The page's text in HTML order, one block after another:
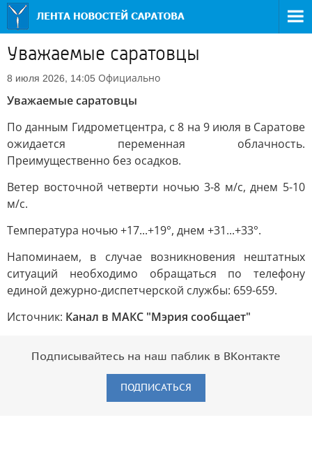
Уважаемые саратовцы
8 июля 2026, 14:05 Официально
Уважаемые саратовцы
По данным Гидрометцентра, с 8 на 9 июля в Саратове
ожидается переменная облачность.
Преимущественно без осадков.
Ветер восточной четверти ночью 3-8 м/с, днем 5-10
м/с.
Температура ночью +17...+19°, днем +31...+33°.
Напоминаем, в случае возникновения нештатных
ситуаций необходимо обращаться по телефону
единой дежурно-диспетчерской службы: 659-659.
Источник: Канал в МАКС "Мэрия сообщает"
Подписывайтесь на наш паблик в ВКонтакте
ПОДПИСАТЬСЯ